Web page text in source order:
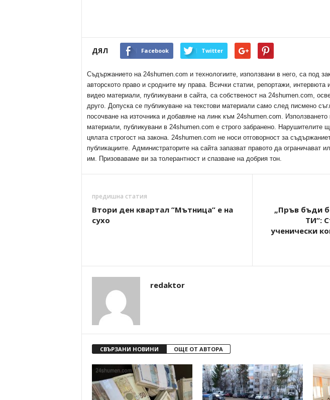
ДЯЛ Facebook Twitter
Съдържанието на 24shumen.com и технологиите, използвани в него, са под
авторското право и сродните му права. Всички статии, репортажи, интервюта
видео материали, публикувани в сайта, са собственост на 24shumen.com,
друго. Допуска се публикуване на текстови материали само след писмено
посочване на източника и добавяне на линк към 24shumen.com.
материали, публикувани в 24shumen.com е строго забранено. Нарушителите
цялата строгост на закона. 24shumen.com не носи отговорност за
публикациите. Администраторите на сайта запазват правото да ограничават
им. Призоваваме ви за толерантност и спазване на добрия тон.
предишна статия
Втори ден квартал ”Мътница” e на
сухо
„Пръв бъди
ТИ“:
ученически
redaktor
СВЪРЗАНИ НОВИНИ ОЩЕ ОТ АВТОРА